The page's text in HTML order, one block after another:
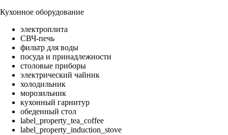
Кухонное оборудование
электроплита
СВЧ-печь
фильтр для воды
посуда и принадлежности
столовые приборы
электрический чайник
холодильник
морозильник
кухонный гарнитур
обеденный стол
label_property_tea_coffee
label_property_induction_stove